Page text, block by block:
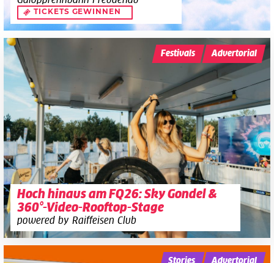
TICKETS GEWINNEN
Hoch hinaus am FQ26: Sky Gondel &
360°-Video-Rooftop-Stage
powered by Raiffeisen Club
Festivals Advertorial
Stories Advertorial